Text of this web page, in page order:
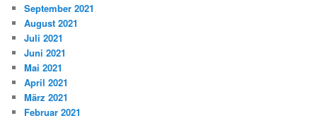
September 2021
August 2021
Juli 2021
Juni 2021
Mai 2021
April 2021
März 2021
Februar 2021